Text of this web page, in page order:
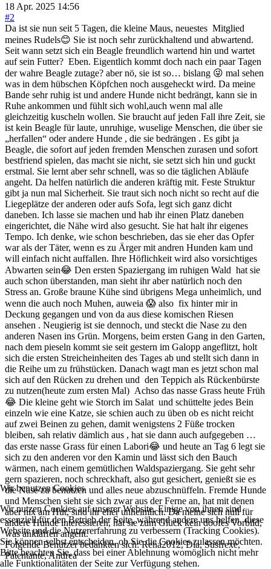
18 Apr. 2025 14:56
#2
Da ist sie nun seit 5 Tagen, die kleine Maus, neuestes Mitglied
meines Rudels😊 Sie ist noch sehr zurückhaltend und abwartend.
Seit wann setzt sich ein Beagle freundlich wartend hin und wartet
auf sein Futter? Eben. Eigentlich kommt doch nach ein paar Tagen
der wahre Beagle zutage? aber nö, sie ist so… bislang 😜 mal sehen
was in dem hübschen Köpfchen noch ausgeheckt wird. Da meine
Bande sehr ruhig ist und andere Hunde nicht bedrängt, kann sie in
Ruhe ankommen und fühlt sich wohl,auch wenn mal alle
gleichzeitig kuscheln wollen. Sie braucht auf jeden Fall ihre Zeit, sie
ist kein Beagle für laute, unruhige, wuselige Menschen, die über sie
„herfallen“ oder andere Hunde , die sie bedrängen . Es gibt ja
Beagle, die sofort auf jeden fremden Menschen zurasen und sofort
bestfriend spielen, das macht sie nicht, sie setzt sich hin und guckt
erstmal. Sie lernt aber sehr schnell, was so die täglichen Abläufe
angeht. Da helfen natürlich die anderen kräftig mit. Feste Struktur
gibt ja nun mal Sicherheit. Sie traut sich noch nicht so recht auf die
Liegeplätze der anderen oder aufs Sofa, legt sich ganz dicht
daneben. Ich lasse sie machen und hab ihr einen Platz daneben
eingerichtet, die Nähe wird also gesucht. Sie hat halt ihr eigenes
Tempo. Ich denke, wie schon beschrieben, das sie eher das Opfer
war als der Täter, wenn es zu Ärger mit andren Hunden kam und
will einfach nicht auffallen. Ihre Höflichkeit wird also vorsichtiges
Abwarten sein😂 Den ersten Spaziergang im ruhigen Wald hat sie
auch schon überstanden, man sieht ihr aber natürlich noch den
Stress an. Große braune Kühe sind übrigens Mega unheimlich, und
wenn die auch noch Muhen, auweia 😱 also fix hinter mir in
Deckung gegangen und von da aus diese komischen Riesen
ansehen . Neugierig ist sie dennoch, und steckt die Nase zu den
anderen Nasen ins Grün. Morgens, beim ersten Gang in den Garten,
nach dem pieseln kommt sie seit gestern im Galopp angeflitzt, holt
sich die ersten Streicheinheiten des Tages ab und stellt sich dann in
die Reihe um zu frühstücken. Danach wagt man es jetzt schon mal
sich auf den Rücken zu drehen und den Teppich als Rückenbürste
zu nutzen(heute zum ersten Mal) Achso das nasse Grass heute Früh
😂 Die kleine geht wie Storch im Salat und schüttelte jedes Bein
einzeln wie eine Katze, sie schien auch zu üben ob es nicht reicht
auf zwei Beinen zu gehen, damit wenigstens 2 Füße trocken
bleiben, sah relativ dämlich aus , hat sie dann auch aufgegeben …
das erste nasse Grass für einen Labori😂 und heute an Tag 6 legt sie
sich zu den anderen vor den Kamin und lässt sich den Bauch
wärmen, nach einem gemütlichen Waldspaziergang. Sie geht sehr
gern spazieren, noch schreckhaft, also gut gesichert, genießt sie es
die Nase zu benutzen und alles neue abzuschnüffeln. Fremde Hunde
und Menschen sieht sie sich zwar aus der Ferne an, hat mit denen
aber nix am Hut, sind ihr eher unheimlich. Da meine sich null für
andere Hunde interessieren, hat sie zum Glück kein doofes Vorbild,
was ankläffen angeht.
Folgende Benutzer bedankten sich:Rena2012,Dia,Susfrexe,
Patentante,Andrea
Wir benutzen Cookies
Wir nutzen Cookies auf unserer Website. Einige von ihnen sind
essenziell für den Betrieb der Seite, während andere uns helfen, diese
Website und die Nutzererfahrung zu verbessern (Tracking Cookies).
Sie können selbst entscheiden, ob Sie die Cookies zulassen möchten.
Bitte beachten Sie, dass bei einer Ablehnung womöglich nicht mehr
alle Funktionalitäten der Seite zur Verfügung stehen.